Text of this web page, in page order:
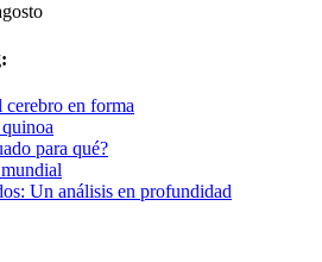
cerebro en forma
para qué?
Un análisis en profundidad